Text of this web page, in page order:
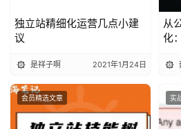
独立站精细化运营几点小建
议
是祥子啊 2021年1月24日
从
化
操
会员精选文章 实